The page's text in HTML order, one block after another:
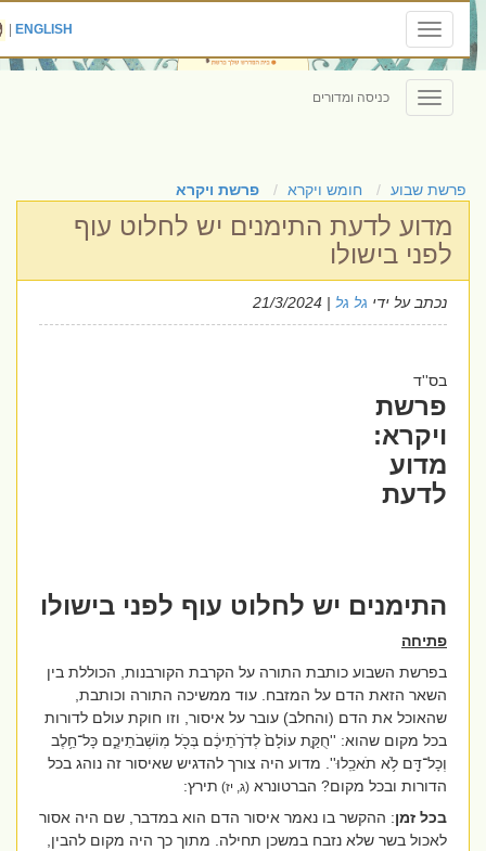
Toggle
navigation
ENGLISH
|
Toggle
navigation
כניסה ומדורים
פרשת שבוע חומש ויקרא פרשת ויקרא
מדוע לדעת התימנים יש לחלוט עוף
לפני בישולו
נכתב על ידיגל גל | 21/3/2024
בס''ד
פרשת
ויקרא:
מדוע
לדעת
התימנים יש לחלוט עוף לפני בישולו
פתיחה
בפרשת השבוע כותבת התורה על הקרבת הקורבנות, הכוללת בין
השאר הזאת הדם על המזבח.עוד ממשיכה התורה וכותבת,
שהאוכל את הדם (והחלב) עובר על איסור, וזו חוקת עולם לדורות
בכל מקום שהוא:''חֻקַּ֤ת עוֹלָם֙ לְדֹרֹ֣תֵיכֶ֔ם בְּכֹ֖ל מֽוֹשְׁבֹתֵיכֶ֑ם כָּל־חֵ֥לֶב
וְכָל־דָּ֖ם לֹ֥א תֹאכֵֽלוּ''. מדוע היה צורך להדגיש שאיסור זה נוהג בכל
הדורות ובכל מקום? הברטונרא(ג, יז) תירץ:
בכל זמן: ההקשר בו נאמר איסור הדם הוא במדבר, שם היה אסור
לאכול בשר שלא נזבח במשכן תחילה. מתוך כך היה מקום להבין,